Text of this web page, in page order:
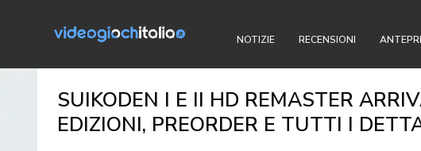
NOTIZIE RECENSIONI
SUIKODEN I E II HD REMASTER
EDIZIONI, PREORDER E TUTTI I